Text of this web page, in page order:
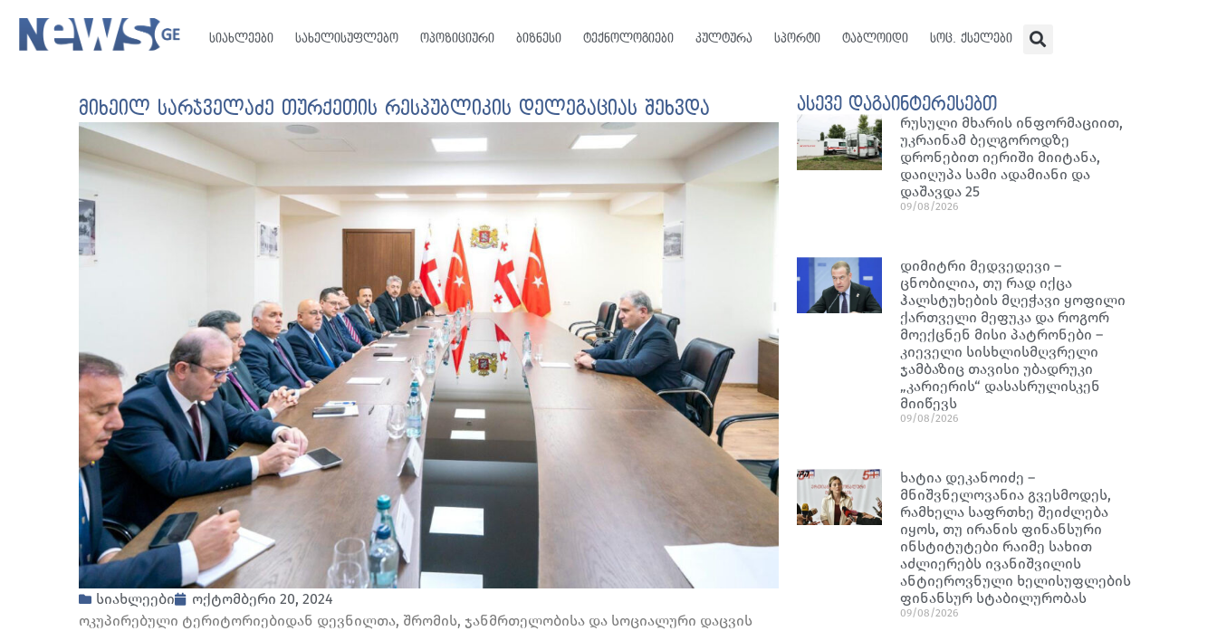
სიახლეები სახელისუფლებო ოპოზიციური ბიზნესი ტექნოლოგიები კულტურა სპორტი ტაბლოიდი სოც. ქსელები
მიხეილ სარჯველაძე თურქეთის რესპუბლიკის დელეგაციას შეხვდა
სიახლეები
ოქტომბერი 20, 2024
ოკუპირებული ტერიტორიებიდან დევნილთა, შრომის, ჯანმრთელობისა და სოციალური დაცვის
ასევე დაგაინტერესებთ
რუსული მხარის ინფორმაციით,
უკრაინამ ბელგოროდზე
დრონებით იერიში მიიტანა,
დაიღუპა სამი ადამიანი და
დაშავდა 25
09/08/2026
დიმიტრი მედვედევი –
ცნობილია, თუ რად იქცა
ჰალსტუხების მღეჭავი ყოფილი
ქართველი მეფუკა და როგორ
მოექცნენ მისი პატრონები –
კიეველი სისხლისმღვრელი
ჯამბაზიც თავისი უბადრუკი
„კარიერის“ დასასრულისკენ
მიიწევს
09/08/2026
ხატია დეკანოიძე –
მნიშვნელოვანია გვესმოდეს,
რამხელა საფრთხე შეიძლება
იყოს, თუ ირანის ფინანსური
ინსტიტუტები რაიმე სახით
აძლიერებს ივანიშვილის
ანტიეროვნული ხელისუფლების
ფინანსურ სტაბილურობას
09/08/2026